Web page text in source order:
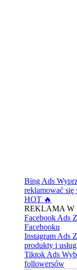
Bing Ads
reklamować
HOT 🔥
REKLAMA W
Facebook Ads
Facebooku
Instagram Ads
produkty i
Tiktok Ads
followersów